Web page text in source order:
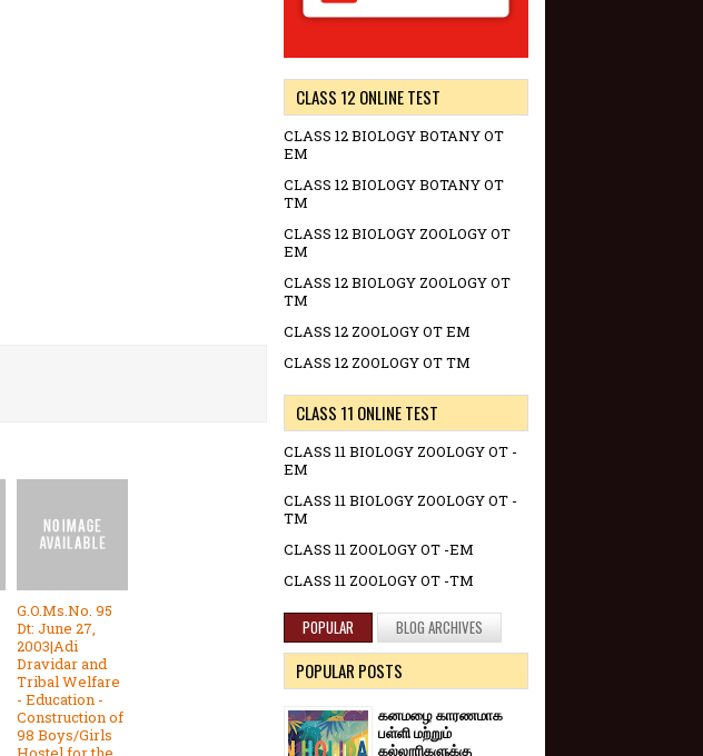
G.O.Ms.No. 95
Dt: June 27,
2003|Adi
Dravidar and
Tribal Welfare
- Education -
Construction of
98 Boys/Girls
CLASS 12 ONLINE TEST
CLASS 12 BIOLOGY BOTANY OT
EM
CLASS 12 BIOLOGY BOTANY OT
TM
CLASS 12 BIOLOGY ZOOLOGY OT
EM
CLASS 12 BIOLOGY ZOOLOGY OT
TM
CLASS 12 ZOOLOGY OT EM
CLASS 12 ZOOLOGY OT TM
CLASS 11 ONLINE TEST
CLASS 11 BIOLOGY ZOOLOGY OT -
EM
CLASS 11 BIOLOGY ZOOLOGY OT -
TM
CLASS 11 ZOOLOGY OT -EM
CLASS 11 ZOOLOGY OT -TM
POPULAR BLOG ARCHIVES
POPULAR POSTS
கனமழை காரணமாக
பள்ளி மற்றும்
கல்லூரிகளுக்கு